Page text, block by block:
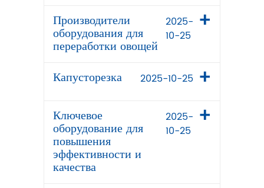
Производители
оборудования для
переработки овощей
2025-
10-25
Капусторезка 2025-10-25
Ключевое
оборудование для
повышения
эффективности и
качества
2025-
10-25